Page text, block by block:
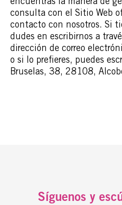
consulta con el Sitio Web
contacto con nosotros. Si
dudes en escribirnos a
dirección de correo
o si lo prefieres, puedes
Bruselas, 38, 28108,
Síguenos y